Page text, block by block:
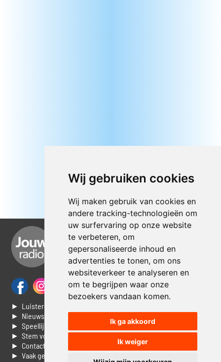
Wij gebruiken cookies
Wij maken gebruik van cookies en
andere tracking-technologieën om
uw surfervaring op onze website
te verbeteren, om
gepersonaliseerde inhoud en
advertenties te tonen, om ons
websiteverkeer te analyseren en
om te begrijpen waar onze
bezoekers vandaan komen.
Ik ga akkoord
Ik weiger
► Luisteren naar Jouwradio
► Nieuws
► Speellijst
► Stem voor de Dag top 3
► Contacteer ons
► Vaak gestelde vragen